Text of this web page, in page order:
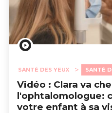
SANTÉ DES YEUX SANTÉ
Vidéo : Clara va
l'ophtalomologue:
votre enfant à sa